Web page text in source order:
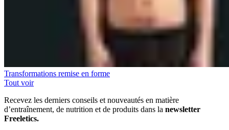
Transformations remise en forme
Tout voir
Recevez les derniers conseils et nouveautés en matière
d’entraînement, de nutrition et de produits dans la newsletter
Freeletics.